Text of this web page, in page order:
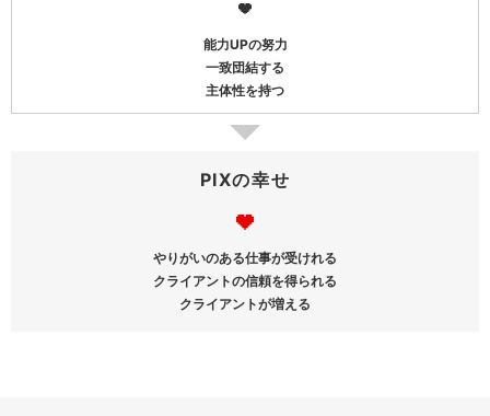
能力UPの努力
一致団結する
主体性を持つ
PIXの幸せ
やりがいのある仕事が受けれる
クライアントの信頼を得られる
クライアントが増える